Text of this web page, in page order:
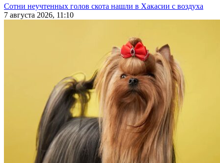
Сотни неучтенных голов скота нашли в Хакасии с воздуха
7 августа 2026, 11:10